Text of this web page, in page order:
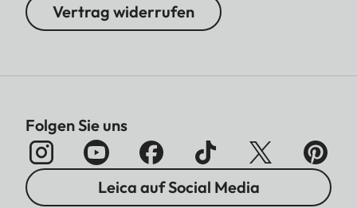
Vertrag widerrufen
Folgen Sie uns
Leica auf Social Media